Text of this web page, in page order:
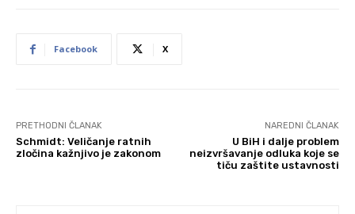
Facebook X
PRETHODNI ČLANAK
Schmidt: Veličanje ratnih
zločina kažnjivo je zakonom
NAREDNI ČLANAK
U BiH i dalje problem
neizvršavanje odluka koje se
tiču zaštite ustavnosti